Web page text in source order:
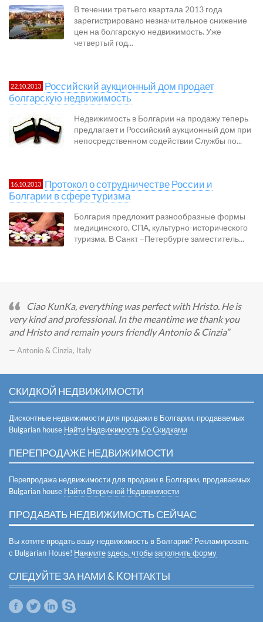
В течении третьего квартала 2013 года
зарегистрировано незначительное снижение
цен на болгарскую недвижимость. Уже
четвертый год...
22.10.2013 Российский аукционный дом продает
болгарскую недвижимость
Недвижимость в Болгарии на продажу теперь
предлагает и Российский аукционный дом при
непосредственном содействии Службы по...
16.10.2013 Протокол о сотрудничестве России и
Болгарии в сфере туризма
Болгария предложит разнообразные формы
медицинского, СПА, культурно-исторического
туризма. В Санкт –Петербурге заместитель...
Ciao KunKa, everything was perfect with Hristo. He is
very kind and professional. In the meantime we thank you
and Hristo and remain yours friendly Antonio & Cinzia
— Antonio & Cinzia, Italy
СКИДКОЙ НЕДВИЖИМОСТИ
Дисконтные недвижимости для продажи в Болгарии, продаваемых
Bulgarian house Найти Недвижимость Со Скидками
ПЕРЕПРОДАЖЕ НЕДВИЖИМОСТИ
Перепродажа недвижимости для продажи в Болгарии, продаваемых
Bulgarian house Найти Вторичной Недвижимости
ПРОДАВАТЬ НЕДВИЖИМОСТЬ СЕЙЧАС
Вы хотите продать вашу недвижимость в Болгарии? Рекламировать
с Bulgarian House! Нажмите здесь, чтобы заполнить форму
СЛЕДУЙТЕ ЗА НАМИ & KОНТАКТЫ